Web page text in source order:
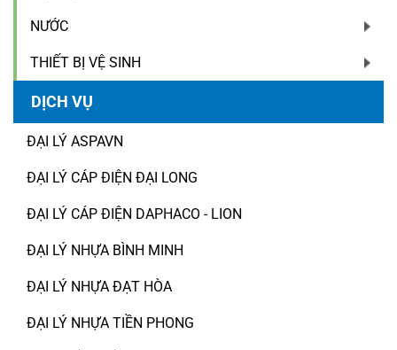
NƯỚC
THIẾT BỊ VỆ SINH
DỊCH VỤ
ĐẠI LÝ ASPAVN
ĐẠI LÝ CÁP ĐIỆN ĐẠI LONG
ĐẠI LÝ CÁP ĐIỆN DAPHACO - LION
ĐẠI LÝ NHỰA BÌNH MINH
ĐẠI LÝ NHỰA ĐẠT HÒA
ĐẠI LÝ NHỰA TIỀN PHONG